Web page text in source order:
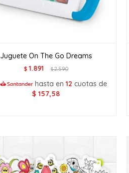
Juguete On The Go Dreams
$ 1.891 $2.590
hasta en 12 cuotas de
$ 157,58